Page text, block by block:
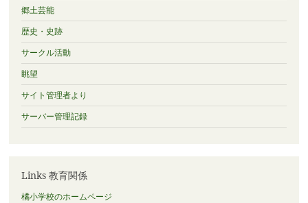
郷土芸能
歴史・史跡
サークル活動
眺望
サイト管理者より
サーバー管理記録
Links 教育関係
橘小学校のホームページ